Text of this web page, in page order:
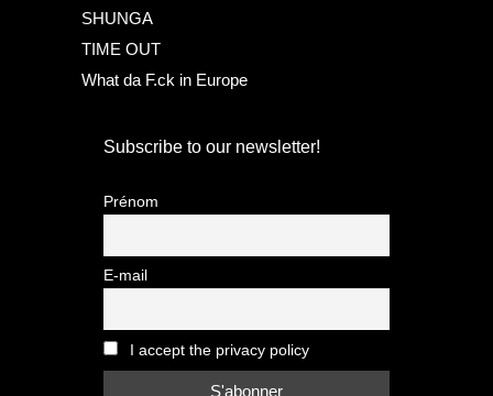
SHUNGA
TIME OUT
What da F.ck in Europe
Subscribe to our newsletter!
Prénom
E-mail
I accept the privacy policy